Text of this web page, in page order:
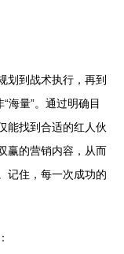
划到战术执行，再到
海量”。通过明确目
能找到合适的红人伙
赢的营销内容，从而
记住，每一次成功的